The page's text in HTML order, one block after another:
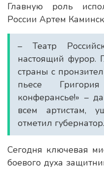
Главную роль
России Артем
– Театр
настоящий фурор.
страны с
пьесе
конферансье!» –
всем артистам,
отметил губернатор.
Сегодня ключевая
боевого духа